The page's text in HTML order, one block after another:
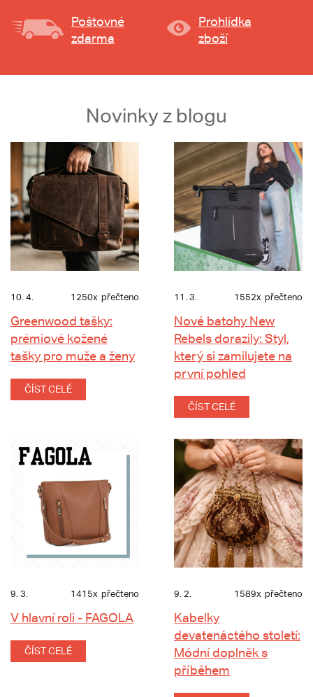
Poštovné
zdarma
Prohlídka
zboží
Novinky z blogu
10. 4. 1250x přečteno
Greenwood tašky:
prémiové kožené
tašky pro muže a ženy
ČÍST CELÉ
11. 3. 1552x přečteno
Nové batohy New
Rebels dorazily: Styl,
který si zamilujete na
první pohled
ČÍST CELÉ
9. 3. 1415x přečteno
V hlavní roli - FAGOLA
ČÍST CELÉ
9. 2. 1589x přečteno
Kabelky
devatenáctého století:
Módní doplněk s
příběhem